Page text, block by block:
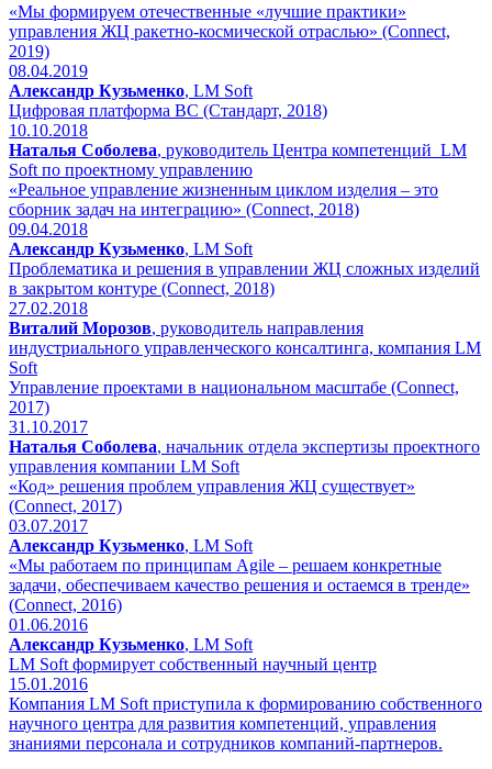
«Мы формируем отечественные «лучшие практики»
управления ЖЦ ракетно-космической отраслью» (Connect,
2019)
08.04.2019
Александр Кузьменко, LM Soft
Цифровая платформа ВС (Стандарт, 2018)
10.10.2018
Наталья Соболева, руководитель Центра компетенций LM
Soft по проектному управлению
«Реальное управление жизненным циклом изделия – это
сборник задач на интеграцию» (Connect, 2018)
09.04.2018
Александр Кузьменко, LM Soft
Проблематика и решения в управлении ЖЦ сложных изделий
в закрытом контуре (Connect, 2018)
27.02.2018
Виталий Морозов, руководитель направления
индустриального управленческого консалтинга, компания LM
Soft
Управление проектами в национальном масштабе (Connect,
2017)
31.10.2017
Наталья Соболева, начальник отдела экспертизы проектного
управления компании LM Soft
«Код» решения проблем управления ЖЦ существует»
(Connect, 2017)
03.07.2017
Александр Кузьменко, LM Soft
«Мы работаем по принципам Agile – решаем конкретные
задачи, обеспечиваем качество решения и остаемся в тренде»
(Connect, 2016)
01.06.2016
Александр Кузьменко, LM Soft
LM Soft формирует собственный научный центр
15.01.2016
Компания LM Soft приступила к формированию собственного
научного центра для развития компетенций, управления
знаниями персонала и сотрудников компаний-партнеров.